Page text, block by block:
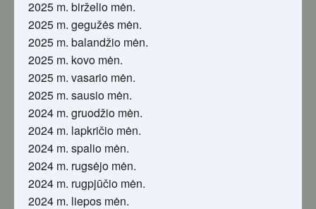
2025 m. birželio mėn.
2025 m. gegužės mėn.
2025 m. balandžio mėn.
2025 m. kovo mėn.
2025 m. vasario mėn.
2025 m. sausio mėn.
2024 m. gruodžio mėn.
2024 m. lapkričio mėn.
2024 m. spalio mėn.
2024 m. rugsėjo mėn.
2024 m. rugpjūčio mėn.
2024 m. liepos mėn.